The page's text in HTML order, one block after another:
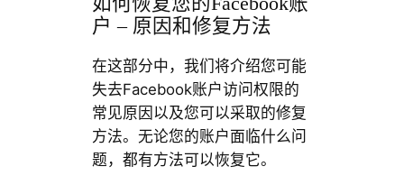
户 – 原因和修复方法
在这部分中，我们将介绍您可能
失去Facebook账户访问权限的
常见原因以及您可以采取的修复
方法。无论您的账户面临什么问
题，都有方法可以恢复它。